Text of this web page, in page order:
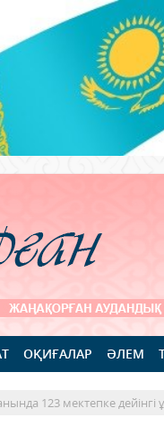
ОҚИҒАЛАР ӘЛЕМ
123 мектепке